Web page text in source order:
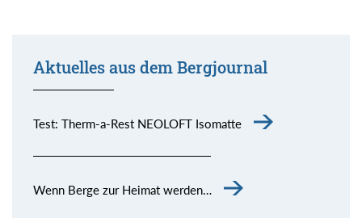
Aktuelles aus dem Bergjournal
Test: Therm-a-Rest NEOLOFT Isomatte
Wenn Berge zur Heimat werden…